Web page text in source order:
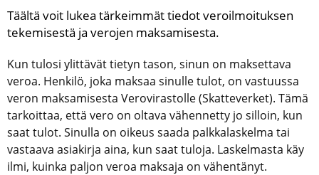
Täältä voit lukea tärkeimmät tiedot veroilmoituksen
tekemisestä ja verojen maksamisesta.
Kun tulosi ylittävät tietyn tason, sinun on maksettava
veroa. Henkilö, joka maksaa sinulle tulot, on vastuussa
veron maksamisesta Verovirastolle (Skatteverket). Tämä
tarkoittaa, että vero on oltava vähennetty jo silloin, kun
saat tulot. Sinulla on oikeus saada palkkalaskelma tai
vastaava asiakirja aina, kun saat tuloja. Laskelmasta käy
ilmi, kuinka paljon veroa maksaja on vähentänyt.